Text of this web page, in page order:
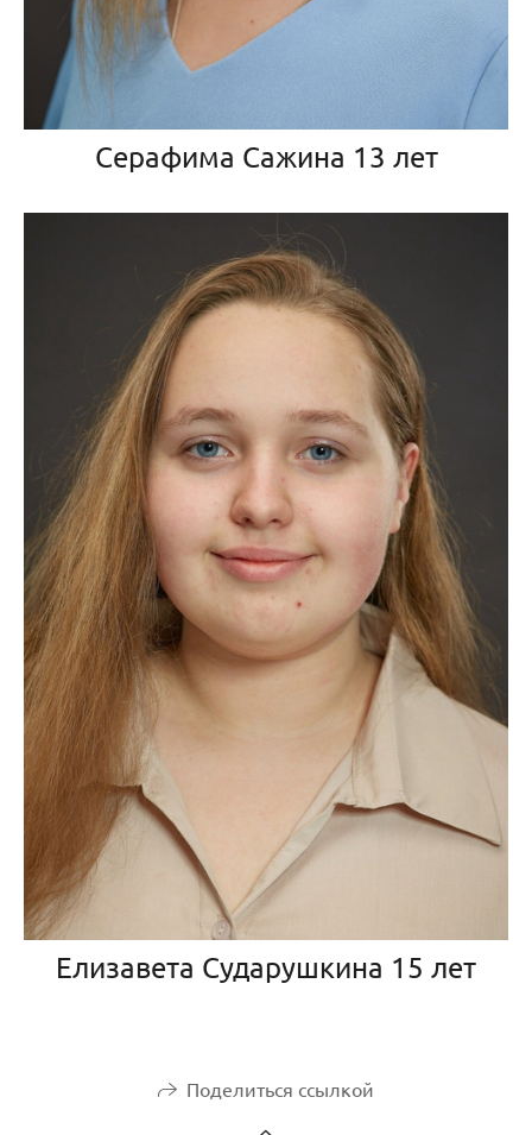
Серафима Сажина 13 лет
Елизавета Сударушкина 15 лет
Поделиться ссылкой